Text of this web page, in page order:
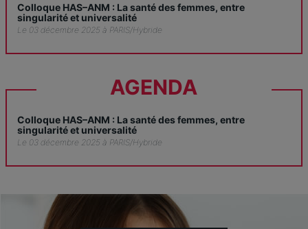
Colloque HAS–ANM : La santé des femmes, entre
singularité et universalité
Le 03 décembre 2025 à PARIS/Hybride
AGENDA
Colloque HAS–ANM : La santé des femmes, entre
singularité et universalité
Le 03 décembre 2025 à PARIS/Hybride